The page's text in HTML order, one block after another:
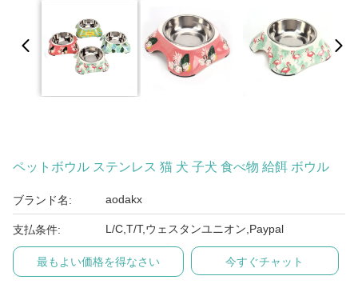
ペットボウル ステンレス 猫 犬 子犬 食べ物 給餌 ボウル
ブランド名: aodakx
支払条件: L/C,T/T,ウェスタンユニオン,Paypal
最もよい価格を得なさい 今すぐチャット